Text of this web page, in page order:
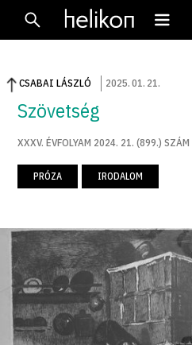
CSABAI LÁSZLÓ 2025.01. 21.
Szövetség
XXXV. ÉVFOLYAM 2024. 21. (899.)
PRÓZA IRODALOM